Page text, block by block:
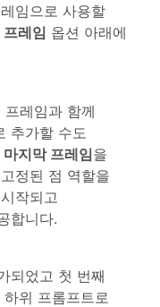
임으로 사용할
레임 옵션 아래에
레임과 함께
추가할 수도
마지막 프레임을
정된 점 역할을
작되고
합니다.
되었고 첫 번째
위 프롬프트로